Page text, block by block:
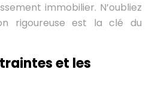
immobilier. N’oubliez
rigoureuse est la clé du
et les